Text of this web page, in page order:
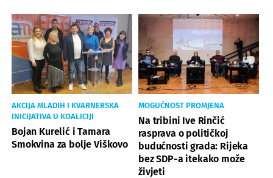
AKCIJA MLADIH I KVARNERSKA
INICIJATIVA U KOALICIJI
Bojan Kurelić i Tamara
Smokvina za bolje Viškovo
MOGUĆNOST PROMJENA
Na tribini Ive Rinčić
rasprava o političkoj
budućnosti grada: Rijeka
bez SDP-a itekako može
živjeti